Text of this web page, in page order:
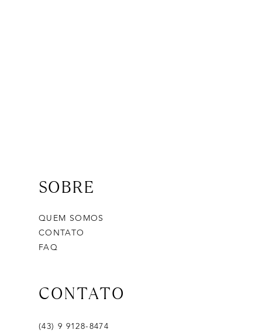
SOBRE
QUEM SOMOS
CONTATO
FAQ
CONTATO
(43) 9 9128-8474